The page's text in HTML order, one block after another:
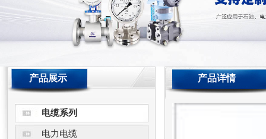
产品展示
电缆系列
电力电缆
产品详情